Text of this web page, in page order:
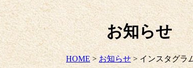
お知らせ
HOME > お知らせ> インスタグラ